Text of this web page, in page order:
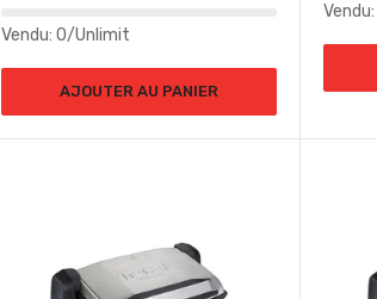
Vendu: 0/Unlimit
AJOUTER AU PANIER
Vendu: